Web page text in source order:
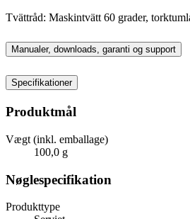
Tvättråd: Maskintvätt 60 grader,
Manualer, downloads, garanti og support
Specifikationer
Produktmål
Vægt (inkl. emballage)
100,0 g
Nøglespecifikation
Produkttype